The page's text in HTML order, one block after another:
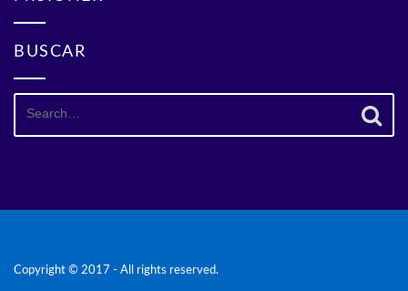
BUSCAR
Search
Copyright © 2017 - All rights reserved.